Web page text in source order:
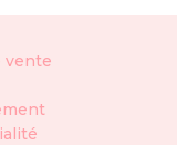
vente